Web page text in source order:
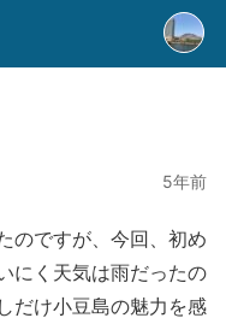
5年前
のですが、今回、初め
にく天気は雨だったの
だけ小豆島の魅力を感